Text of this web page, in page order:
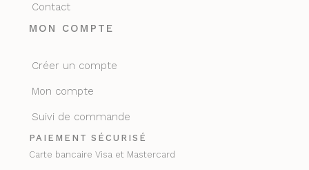
Contact
MON COMPTE
Créer un compte
Mon compte
Suivi de commande
PAIEMENT SÉCURISÉ
Carte bancaire Visa et Mastercard